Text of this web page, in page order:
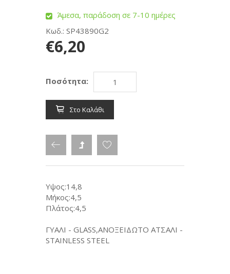
Άμεσα, παράδοση σε 7-10 ημέρες
Κωδ.: SP43890G2
€6,20
Ποσότητα:
Στο Καλάθι
Υψος:14,8
Μήκος:4,5
Πλάτος:4,5
ΓΥΑΛΙ - GLASS,ΑΝΟΞΕΙΔΩΤΟ ΑΤΣΑΛΙ -
STAINLESS STEEL